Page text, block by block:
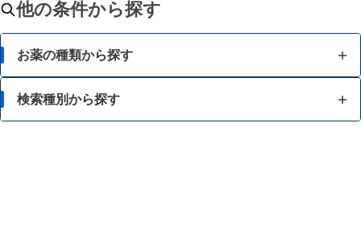
他の条件から探す
お薬の種類から探す
かぜ薬
検索種別から探す